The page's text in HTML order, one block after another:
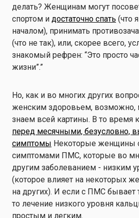
делать? Женщинам могут
спортом и достаточно спать (что
началом), принимать
(что не так), или, скорее всего,
знакомый рефрен: “Это просто
жизни”.”
Но, как и во многих других
женским здоровьем, возможно,
знаем всей картины. В то время
перед месячными, безусловно,
симптомы Некоторые женщины
симптомами ПМС, которые во
другим заболеванием - низким
(которое влияет на некоторых
на других). И если с ПМС бывает
то лечение низкого уровня
простым и легким.